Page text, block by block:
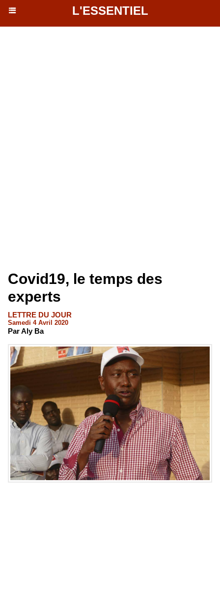
L'ESSENTIEL
Covid19, le temps des
experts
LETTRE DU JOUR
Samedi 4 Avril 2020
Par Aly Ba